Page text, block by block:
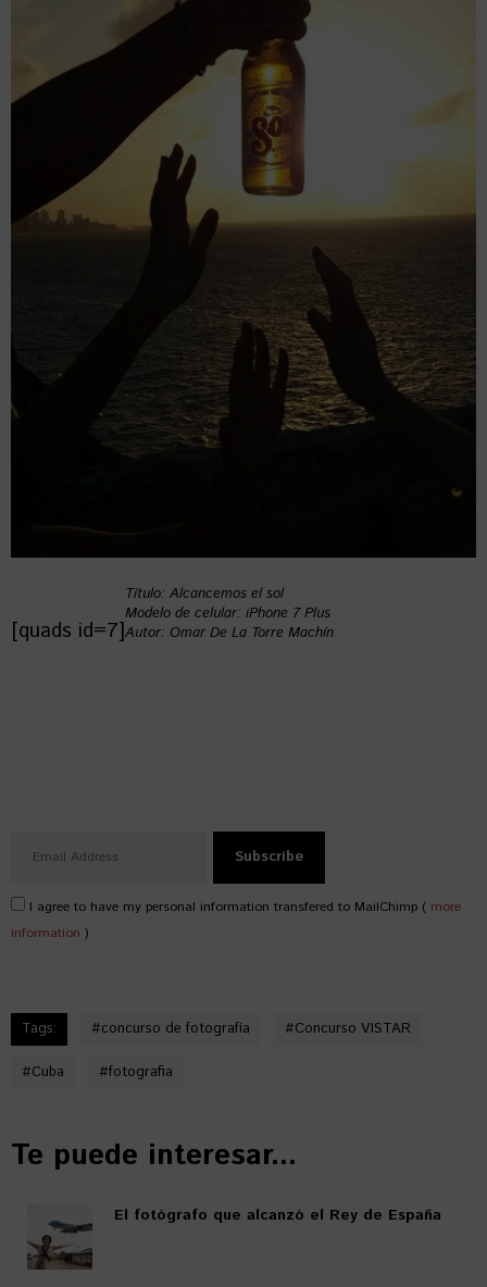
[quads id=7]
Título: Alcancemos el sol
Modelo de celular: iPhone 7 Plus
Autor: Omar De La Torre Machín
I agree to have my personal information transfered to MailChimp ( more
information )
Tags: #concurso de fotografía #Concurso VISTAR
#Cuba #fotografia
Te puede interesar...
El fotógrafo que alcanzó el Rey de España